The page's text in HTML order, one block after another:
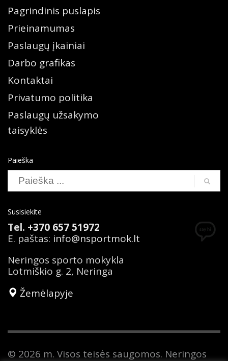
Pagrindinis puslapis
Prieinamumas
Paslaugų įkainiai
Darbo grafikas
Kontaktai
Privatumo politika
Paslaugų užsakymo
taisyklės
Paieška
Susisiekite
Tel. +370 657 51972
E. paštas: info@nsportmok.lt
Neringos sporto mokykla
Lotmiškio g. 2, Neringa
Žemėlapyje
© 2026 m. Visos teisės saugomos. Neringos